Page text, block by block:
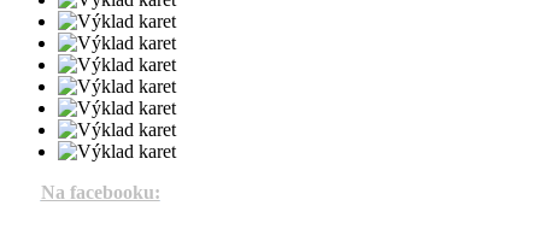
Na facebooku: